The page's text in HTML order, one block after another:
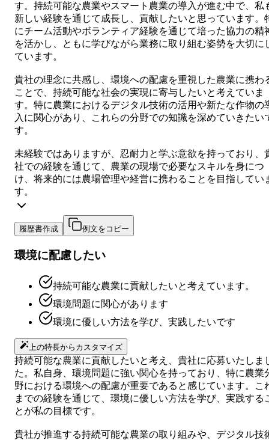
す。持続可能な農業やスマート農業の導入が進む中で、私
新しい経験を通じて成長し、貢献したいと思っています。
にチーム活動やボランティア経験を通じて培った協力の精
を活かし、ともに学びながら業務に取り組む姿勢を大切に
ています。
貴社の理念に共感し、環境への配慮を重視した農業に携わ
ことで、持続可能な社会の実現に寄与したいと考えていま
す。特に農業におけるデジタル技術の活用や新たな作物の
入に関心があり、これらの分野での知識を深めていきたい
す。
未経験ではありますが、忍耐力と学ぶ意欲を持っており、
社での経験を通じて、農業の現場で必要なスキルを身につ
け、将来的には農場管理や経営に携わることを目指してい
す。
履歴書作成 例文をコピー
環境に配慮したい
持続可能な農業に貢献したいと考えています。
環境問題に関心があります
環境に優しい方法を学び、実践したいです
上の特長からカスタマイズ
持続可能な農業に貢献したいと考え、貴社に応募いたしま
た。私自身、環境問題に強い関心を持っており、特に農業
野における環境への配慮が重要であると感じています。こ
までの経験を通じて、環境に優しい方法を学び、実践する
とが私の目標です。
貴社が推進する持続可能な農業の取り組みや、デジタル技